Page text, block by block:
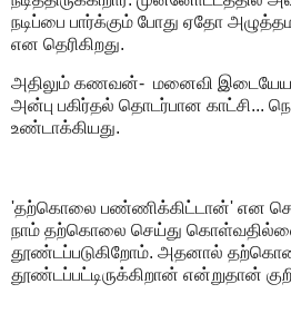
நடிப்பை பார்க்கும் போது ஏதோ
என தெரிகிறது.
அதிலும் கணவன்- மனைவி இடையேயான
அன்பு பகிர்தல் தொடர்பான காட்சி...
உண்டாக்கியது.
'தற்கொலை பண்ணிக்கிட்டான்' என
நாம் தற்கொலை செய்து
தூண்டப்படுகிறோம். அதனால்
தூண்டப்பட்டிருக்கிறான் என்றுதான்